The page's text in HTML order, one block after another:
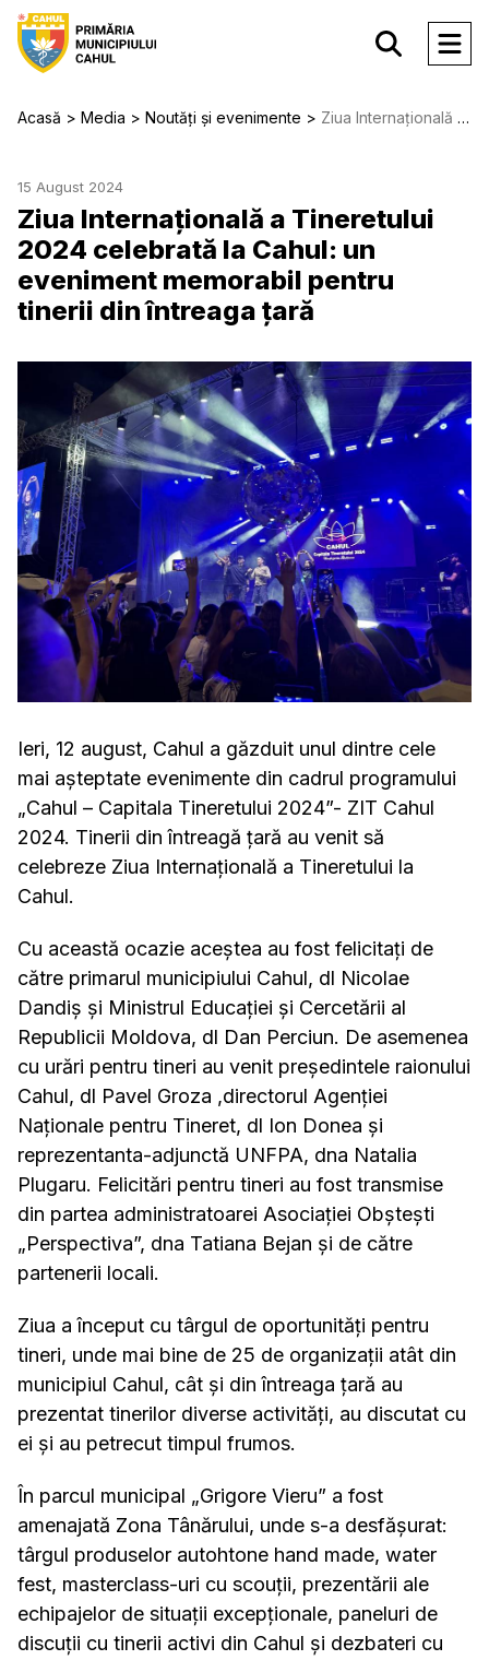
Acasă Media Noutăți și evenimente Ziua Internațională a Tineretului 2024 celebrată la Cahul: un eveniment memorabil pentru tinerii din întreaga țară
15 August 2024
Ziua Internațională a Tineretului
2024 celebrată la Cahul: un
eveniment memorabil pentru
tinerii din întreaga țară
Ieri, 12 august, Cahul a găzduit unul dintre cele
mai așteptate evenimente din cadrul programului
„Cahul – Capitala Tineretului 2024”- ZIT Cahul
2024. Tinerii din întreagă țară au venit să
celebreze Ziua Internațională a Tineretului la
Cahul.
Cu această ocazie aceștea au fost felicitați de
către primarul municipiului Cahul, dl Nicolae
Dandiș și Ministrul Educației și Cercetării al
Republicii Moldova, dl Dan Perciun. De asemenea
cu urări pentru tineri au venit președintele raionului
Cahul, dl Pavel Groza ,directorul Agenției
Naționale pentru Tineret, dl Ion Donea și
reprezentanta-adjunctă UNFPA, dna Natalia
Plugaru. Felicitări pentru tineri au fost transmise
din partea administratoarei Asociației Obștești
„Perspectiva”, dna Tatiana Bejan și de către
partenerii locali.
Ziua a început cu târgul de oportunități pentru
tineri, unde mai bine de 25 de organizații atât din
municipiul Cahul, cât și din întreaga țară au
prezentat tinerilor diverse activități, au discutat cu
ei și au petrecut timpul frumos.
În parcul municipal „Grigore Vieru” a fost
amenajată Zona Tânărului, unde s-a desfășurat:
târgul produselor autohtone hand made, water
fest, masterclass-uri cu scouții, prezentării ale
echipajelor de situații excepționale, paneluri de
discuții cu tinerii activi din Cahul și dezbateri cu